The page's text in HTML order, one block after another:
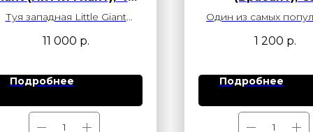
60 см, SB60
Туя западная Little Giant
декоративное хвойное
окраской хвои,
сохраняющей цвет круглый
Саженец в контейнере
11 000 р.
Подробнее
Один из самых
быстрым ростом и
имеет прямую
пирамидальную
делает его
1 200 р.
Подробнее